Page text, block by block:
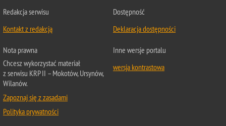
Redakcja serwisu
Kontakt z redakcją
Dostępność
Deklaracja dostępności
Nota prawna
Chcesz wykorzystać materiał
z serwisu KRP II – Mokotów, Ursynów,
Wilanów.
Zapoznaj się z zasadami
Polityka prywatności
Inne wersje portalu
wersja kontrastowa